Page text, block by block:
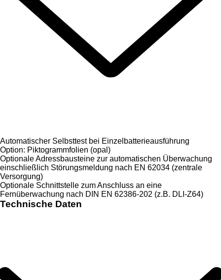
Automatischer Selbsttest bei Einzelbatterieausführung
Option: Piktogrammfolien (opal)
Optionale Adressbausteine zur automatischen Überwachung
einschließlich Störungsmeldung nach EN 62034 (zentrale
Versorgung)
Optionale Schnittstelle zum Anschluss an eine
Fernüberwachung nach DIN EN 62386-202 (z.B. DLI-Z64)
Technische Daten